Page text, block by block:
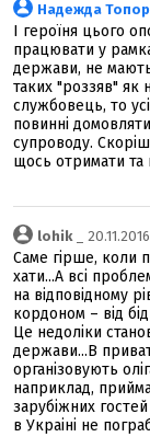
Надежда
І героїня цього
працювати у
держави, не
таких "роззяв"
службовець, то
повинні
супроводу.
щось отримати та
lohik_ 20.11.2016
Саме гірше, коли
хати...А всі
на відповідному
кордоном – від
Це недоліки
держави...В
організовують
наприклад,
зарубіжних
в Украіні не